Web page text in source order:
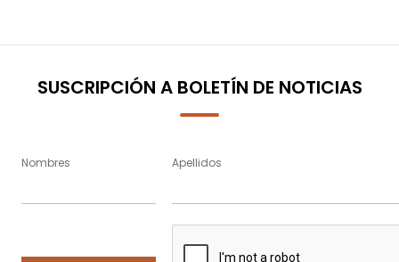
page
SUSCRIPCIÓN A BOLETÍN DE NOTICIAS
Nombres Apellidos